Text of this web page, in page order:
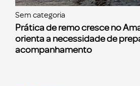
Sem categoria
Prática de remo cresce no
orienta a necessidade de
acompanhamento